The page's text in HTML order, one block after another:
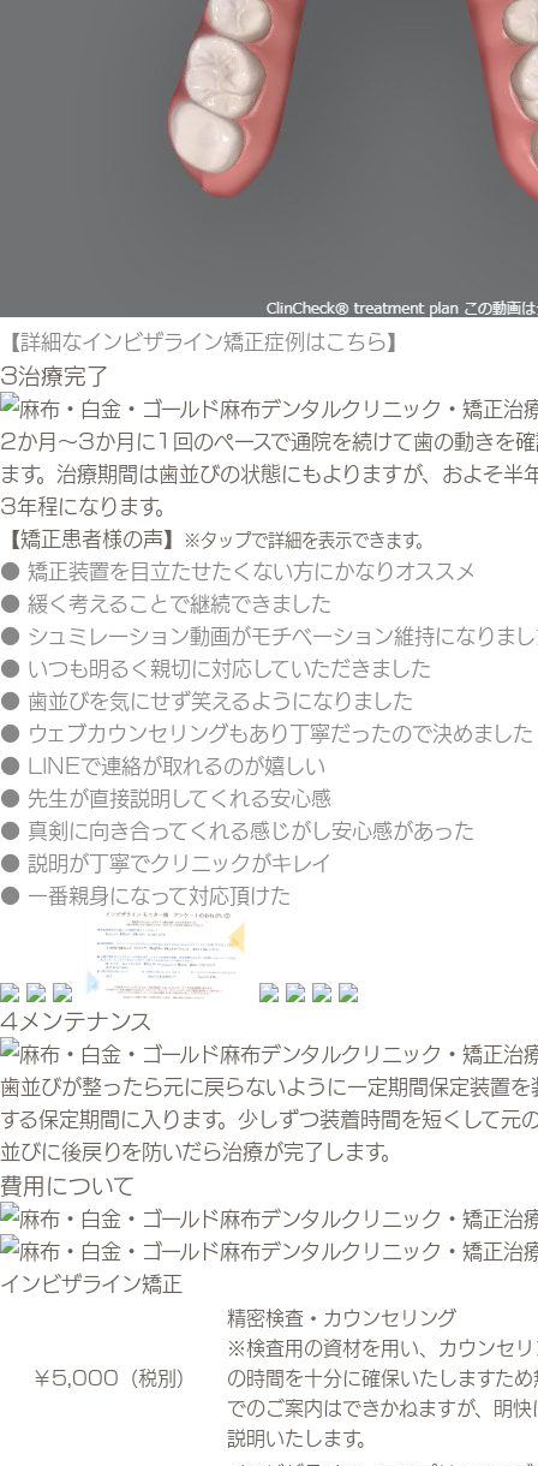
【詳細なインビザライン矯正症例はこちら】
3治療完了
2か月～3か月に1回のペースで通院を続けて歯の動きを
ます。治療期間は歯並びの状態にもよりますが、およそ半
3年程になります。
【矯正患者様の声】 ※タップで詳細を表示できます。
● 矯正装置を目立たせたくない方にかなりオススメ
● 緩く考えることで継続できました
● シュミレーション動画がモチベーション維持になりま
● いつも明るく親切に対応していただきました
● 歯並びを気にせず笑えるようになりました
● ウェブカウンセリングもあり丁寧だったので決めました
● LINEで連絡が取れるのが嬉しい
● 先生が直接説明してくれる安心感
● 真剣に向き合ってくれる感じがし安心感があった
● 説明が丁寧でクリニックがキレイ
● 一番親身になって対応頂けた
4メンテナンス
歯並びが整ったら元に戻らないように一定期間保定装置を
する保定期間に入ります。少しずつ装着時間を短くして元
並びに後戻りを防いだら治療が完了します。
費用について
インビザライン矯正
￥5,000（税別）
精密検査・カウンセリング
※検査用の資材を用い、カウンセ
の時間を十分に確保いたしますた
でのご案内はできかねますが、明
説明いたします。